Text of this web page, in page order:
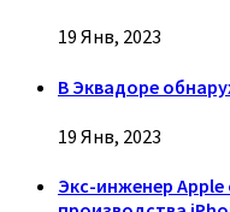
19 Янв, 2023
В Эквадоре
19 Янв, 2023
Экс-инженер